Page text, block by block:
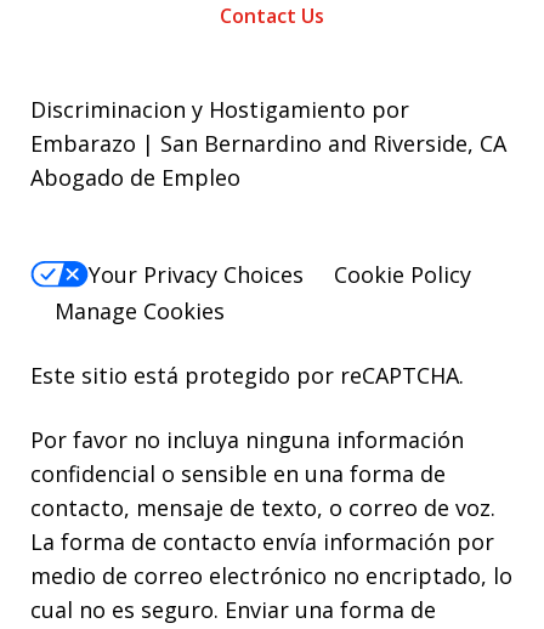
Contact Us
Discriminacion y Hostigamiento por
Embarazo | San Bernardino and Riverside, CA
Abogado de Empleo
Your Privacy Choices
Cookie Policy
Manage Cookies
Este sitio está protegido por reCAPTCHA.
Por favor no incluya ninguna información
confidencial o sensible en una forma de
contacto, mensaje de texto, o correo de voz.
La forma de contacto envía información por
medio de correo electrónico no encriptado, lo
cual no es seguro. Enviar una forma de